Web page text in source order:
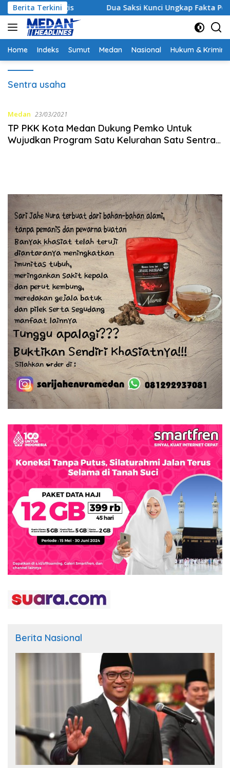
Langsung
ke
konten
Berita Terkini
Strategis Dua Saksi Kunci Ungkap Fakta
Home Indeks Sumut Medan Nasional Hukum &
Sentra usaha
Medan 23/03/2021
TP PKK Kota Medan Dukung Pemko Untuk
Wujudkan Program Satu Kelurahan Satu Sentra
Berita Nasional